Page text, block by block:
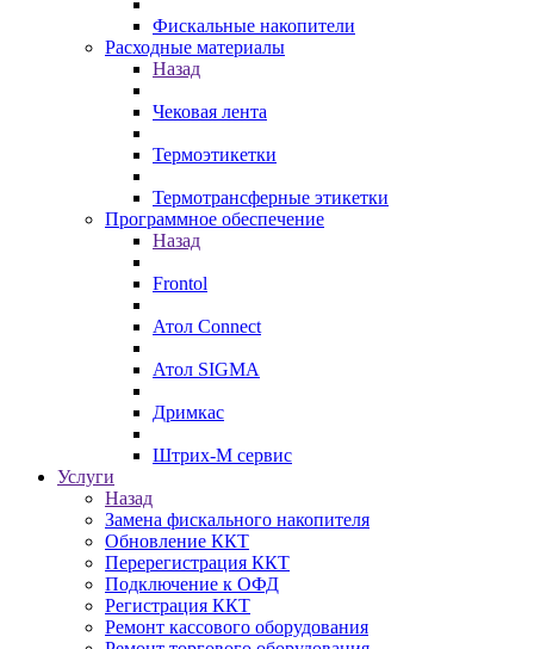
Фискальные накопители
Расходные материалы
Назад
Чековая лента
Термоэтикетки
Термотрансферные этикетки
Программное обеспечение
Назад
Frontol
Атол Connect
Атол SIGMA
Дримкас
Штрих-М сервис
Услуги
Назад
Замена фискального накопителя
Обновление ККТ
Перерегистрация ККТ
Подключение к ОФД
Регистрация ККТ
Ремонт кассового оборудования